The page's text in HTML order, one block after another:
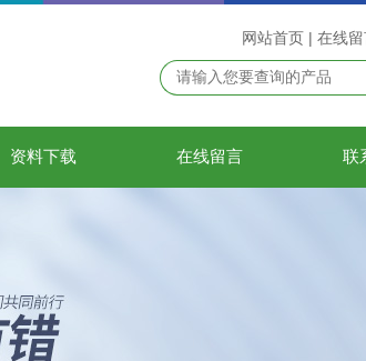
网站首页 | 在线
资料下载 在线留言 联